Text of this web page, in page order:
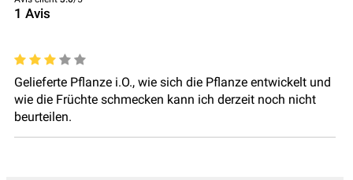
1 Avis
Gelieferte Pflanze i.O., wie sich die Pflanze entwickelt und
wie die Früchte schmecken kann ich derzeit noch nicht
beurteilen.